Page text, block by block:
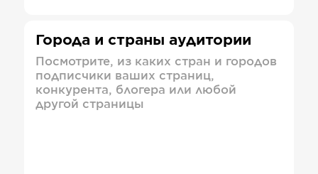
Города и страны аудитории
Посмотрите, из каких стран и городов
подписчики ваших страниц,
конкурента, блогера или любой
другой страницы